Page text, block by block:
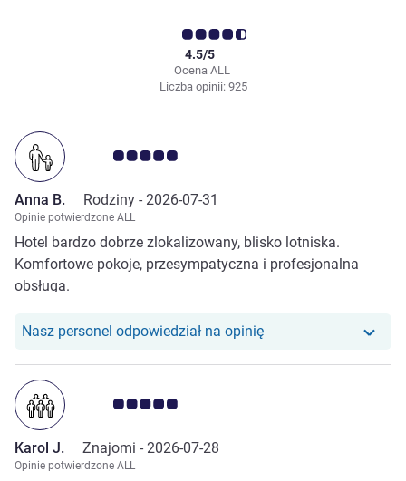
Ocena ALL
4.5/5
Liczba opinii: 925
Ocena klientów 5.0/5
Anna B. Rodziny - 2026-07-31
Opinie potwierdzone ALL
Hotel bardzo dobrze zlokalizowany, blisko lotniska.
Komfortowe pokoje, przesympatyczna i profesjonalna
obsługa.
Nasz personel odpowiedział na opinię
Ocena klientów 5.0/5
Karol J. Znajomi - 2026-07-28
Opinie potwierdzone ALL